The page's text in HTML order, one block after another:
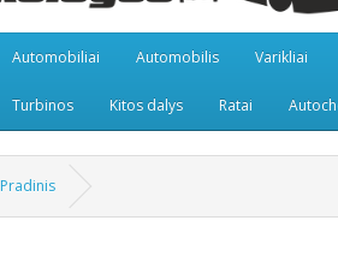
Automobiliai Automobilis Varikliai
Turbinos Kitos dalys Ratai
Pradinis